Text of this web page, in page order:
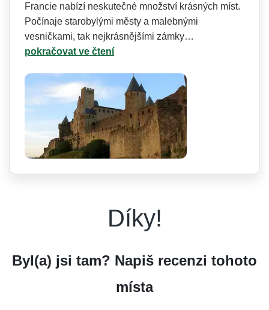
Francie nabízí neskutečné množství krásných míst.
Počínaje starobylými městy a malebnými
vesničkami, tak nejkrásnějšími zámky…
pokračovat ve čtení
Díky!
Byl(a) jsi tam? Napiš recenzi tohoto
místa